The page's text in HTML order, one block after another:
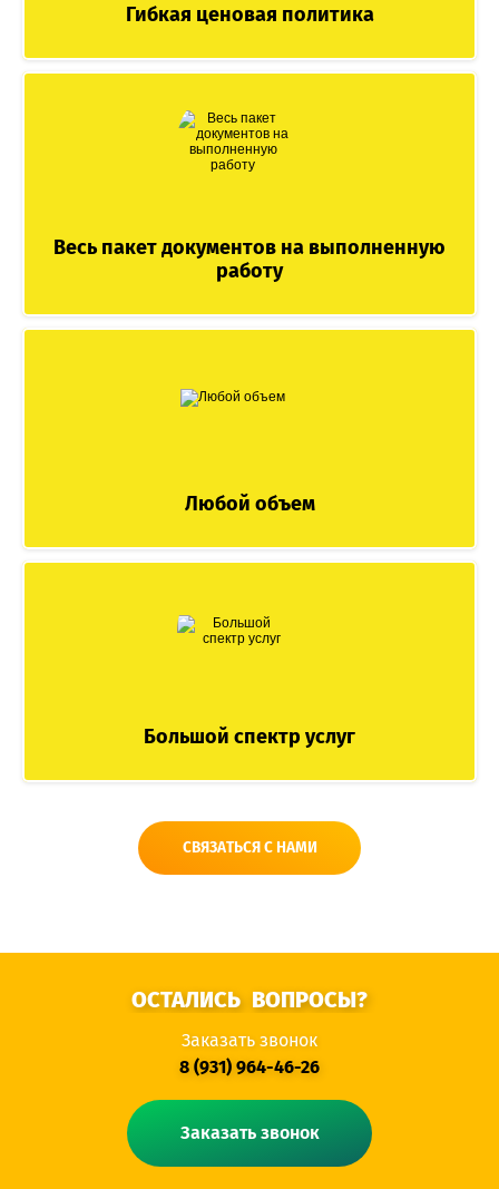
Гибкая ценовая политика
Весь пакет документов на выполненную
работу
Любой объем
Большой спектр услуг
СВЯЗАТЬСЯ С НАМИ
ОСТАЛИСЬ ВОПРОСЫ?
Заказать звонок
8 (931) 964-46-26
Заказать звонок